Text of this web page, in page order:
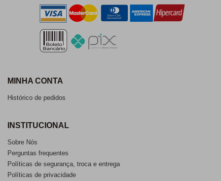
MINHA CONTA
Histórico de pedidos
INSTITUCIONAL
Sobre Nós
Perguntas frequentes
Políticas de segurança, troca e entrega
Políticas de privacidade